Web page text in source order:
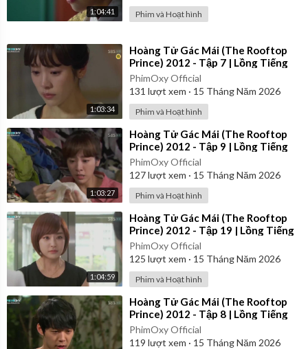
1:04:41 Phim và Hoạt hình
1:03:34
⁣Hoàng Tử Gác Mái (The Rooftop
Prince) 2012 - Tập 7 | Lồng Tiếng
PhimOxy Official
131 lượt xem · 15 Tháng Năm 2026
Phim và Hoạt hình
1:03:27
⁣Hoàng Tử Gác Mái (The Rooftop
Prince) 2012 - Tập 9 | Lồng Tiếng
PhimOxy Official
127lượt xem · 15 Tháng Năm 2026
Phim và Hoạt hình
1:04:59
⁣Hoàng Tử Gác Mái (The Rooftop
Prince) 2012 - Tập 19 | Lồng Tiếng
PhimOxy Official
125 lượt xem · 15 Tháng Năm 2026
Phim và Hoạt hình
⁣Hoàng Tử Gác Mái (The Rooftop
Prince) 2012 - Tập 8 | Lồng Tiếng
PhimOxy Official
119 lượt xem · 15 Tháng Năm 2026